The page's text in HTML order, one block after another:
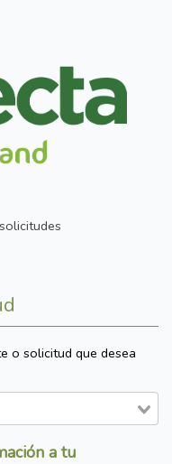
o solicitud que desea
a tu